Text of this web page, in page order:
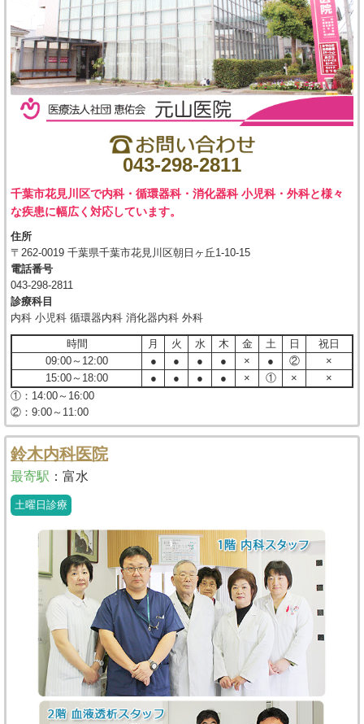
043-298-2811
千葉市花見川区で内科・循環器科・消化器科 小児科・外科と様々
な疾患に幅広く対応しています。
住所
〒262-0019 千葉県千葉市花見川区朝日ヶ丘1-10-15
電話番号
043-298-2811
診療科目
内科 小児科 循環器内科 消化器内科 外科
時間 月 火 水 木 金 土 日
祝日
09:00～12:00
● ● ● ● × ● ②
×
15:00～18:00
● ● ● ● × ① ×
×
①：14:00～16:00
②：9:00～11:00
鈴木内科医院
最寄駅 ： 富水
土曜日診療